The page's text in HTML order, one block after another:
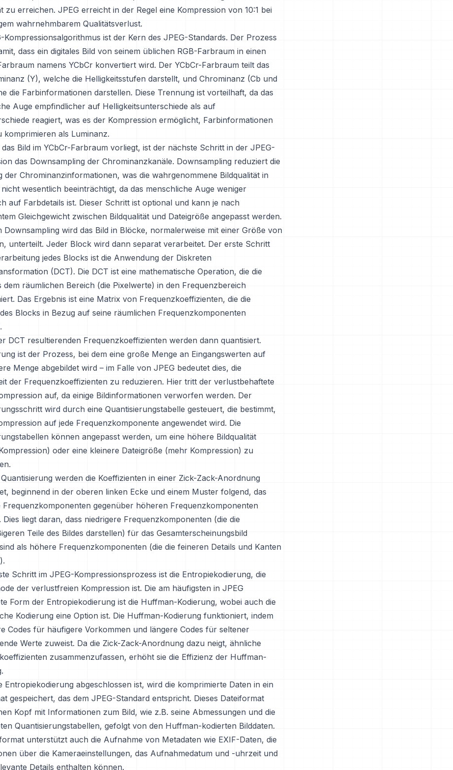
zu erreichen. JPEG erreicht in der Regel eine Kompression von 10:1 bei
wahrnehmbarem Qualitätsverlust.
Kompressionsalgorithmus ist der Kern des JPEG-Standards. Der Prozess
dass ein digitales Bild von seinem üblichen RGB-Farbraum in einen
namens YCbCr konvertiert wird. Der YCbCr-Farbraum teilt das
(Y), welche die Helligkeitsstufen darstellt, und Chrominanz (Cb und
die Farbinformationen darstellen. Diese Trennung ist vorteilhaft, da das
Auge empfindlicher auf Helligkeitsunterschiede als auf
reagiert, was es der Kompression ermöglicht, Farbinformationen
komprimieren als Luminanz.
Bild im YCbCr-Farbraum vorliegt, ist der nächste Schritt in der JPEG-
das Downsampling der Chrominanzkanäle. Downsampling reduziert die
der Chrominanzinformationen, was die wahrgenommene Bildqualität in
wesentlich beeinträchtigt, da das menschliche Auge weniger
auf Farbdetails ist. Dieser Schritt ist optional und kann je nach
Gleichgewicht zwischen Bildqualität und Dateigröße angepasst werden.
Downsampling wird das Bild in Blöcke, normalerweise mit einer Größe von
unterteilt. Jeder Block wird dann separat verarbeitet. Der erste Schritt
jedes Blocks ist die Anwendung der Diskreten
(DCT). Die DCT ist eine mathematische Operation, die die
dem räumlichen Bereich (die Pixelwerte) in den Frequenzbereich
Das Ergebnis ist eine Matrix von Frequenzkoeffizienten, die die
Blocks in Bezug auf seine räumlichen Frequenzkomponenten
DCT resultierenden Frequenzkoeffizienten werden dann quantisiert.
ist der Prozess, bei dem eine große Menge an Eingangswerten auf
Menge abgebildet wird – im Falle von JPEG bedeutet dies, die
der Frequenzkoeffizienten zu reduzieren. Hier tritt der verlustbehaftete
auf, da einige Bildinformationen verworfen werden. Der
wird durch eine Quantisierungstabelle gesteuert, die bestimmt,
auf jede Frequenzkomponente angewendet wird. Die
können angepasst werden, um eine höhere Bildqualität
oder eine kleinere Dateigröße (mehr Kompression) zu
werden die Koeffizienten in einer Zick-Zack-Anordnung
beginnend in der oberen linken Ecke und einem Muster folgend, das
Frequenzkomponenten gegenüber höheren Frequenzkomponenten
Dies liegt daran, dass niedrigere Frequenzkomponenten (die die
Teile des Bildes darstellen) für das Gesamterscheinungsbild
als höhere Frequenzkomponenten (die die feineren Details und Kanten
Schritt im JPEG-Kompressionsprozess ist die Entropiekodierung, die
der verlustfreien Kompression ist. Die am häufigsten in JPEG
Form der Entropiekodierung ist die Huffman-Kodierung, wobei auch die
Kodierung eine Option ist. Die Huffman-Kodierung funktioniert, indem
Codes für häufigere Vorkommen und längere Codes für seltener
Werte zuweist. Da die Zick-Zack-Anordnung dazu neigt, ähnliche
zusammenzufassen, erhöht sie die Effizienz der Huffman-
Entropiekodierung abgeschlossen ist, wird die komprimierte Daten in ein
gespeichert, das dem JPEG-Standard entspricht. Dieses Dateiformat
Kopf mit Informationen zum Bild, wie z.B. seine Abmessungen und die
Quantisierungstabellen, gefolgt von den Huffman-kodierten Bilddaten.
unterstützt auch die Aufnahme von Metadaten wie EXIF-Daten, die
über die Kameraeinstellungen, das Aufnahmedatum und -uhrzeit und
Details enthalten können.